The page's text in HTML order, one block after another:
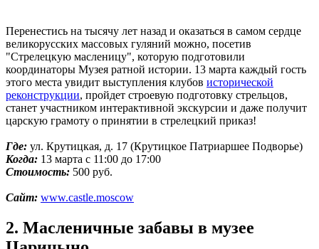
Перенестись на тысячу лет назад и оказаться в самом сердце
великорусских массовых гуляний можно, посетив
"Стрелецкую масленицу", которую подготовили
координаторы Музея ратной истории. 13 марта каждый гость
этого места увидит выступления клубов исторической
реконструкции, пройдет строевую подготовку стрельцов,
станет участником интерактивной экскурсии и даже получит
царскую грамоту о принятии в стрелецкий приказ!
Где: ул. Крутицкая, д. 17 (Крутицкое Патриаршее Подворье)
Когда: 13 марта с 11:00 до 17:00
Стоимость: 500 руб.
Сайт: www.castle.moscow
2. Масленичные забавы в музее